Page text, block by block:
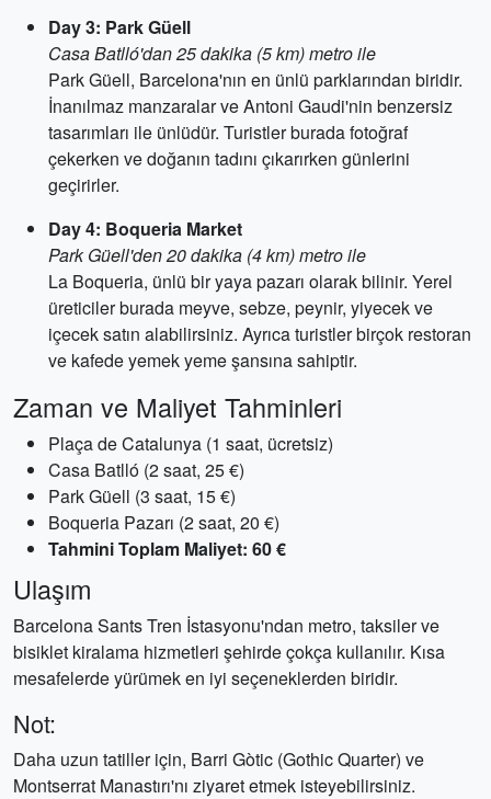
Day 3: Park Güell
Casa Batlló'dan 25 dakika (5 km) metro ile
Park Güell, Barcelona'nın en ünlü parklarından biridir.
İnanılmaz manzaralar ve Antoni Gaudi'nin benzersiz
tasarımları ile ünlüdür. Turistler burada fotoğraf
çekerken ve doğanın tadını çıkarırken günlerini
geçirirler.
Day 4: Boqueria Market
Park Güell'den 20 dakika (4 km) metro ile
La Boqueria, ünlü bir yaya pazarı olarak bilinir. Yerel
üreticiler burada meyve, sebze, peynir, yiyecek ve
içecek satın alabilirsiniz. Ayrıca turistler birçok restoran
ve kafede yemek yeme şansına sahiptir.
Zaman ve Maliyet Tahminleri
Plaça de Catalunya (1 saat, ücretsiz)
Casa Batlló (2 saat, 25 €)
Park Güell (3 saat, 15 €)
Boqueria Pazarı (2 saat, 20 €)
Tahmini Toplam Maliyet: 60 €
Ulaşım
Barcelona Sants Tren İstasyonu'ndan metro, taksiler ve
bisiklet kiralama hizmetleri şehirde çokça kullanılır. Kısa
mesafelerde yürümek en iyi seçeneklerden biridir.
Not:
Daha uzun tatiller için, Barri Gòtic (Gothic Quarter) ve
Montserrat Manastırı'nı ziyaret etmek isteyebilirsiniz.